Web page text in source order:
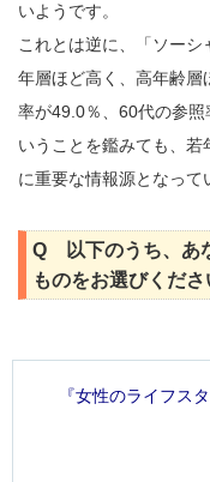
いようです。
これとは逆に、「ソー
年層ほど高く、高年齢層
率が49.0％、60代の参
いうことを鑑みても、若
に重要な情報源となって
Q 以下のうち、あ
ものをお選びくださ
『女性のライフス